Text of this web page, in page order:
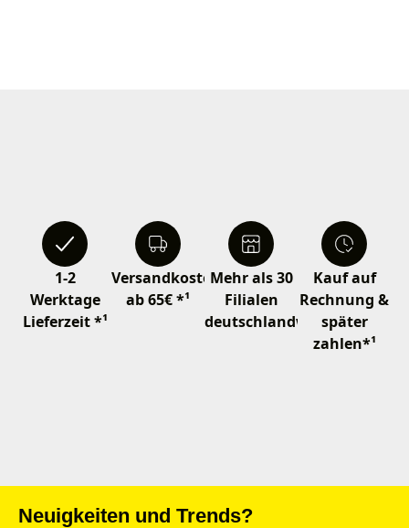
1-2
Werktage
Lieferzeit *¹
Versandkostenfrei
ab 65€ *¹
Mehr als 30
Filialen
deutschlandweit
Kauf auf
Rechnung &
später
zahlen*¹
Neuigkeiten und Trends?